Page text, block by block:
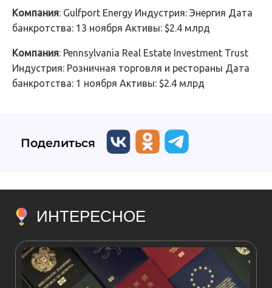
Компания: Gulfport Energy Индустрия: Энергия Дата
банкротства: 13 ноября Активы: $2.4 млрд
Компания: Pennsylvania Real Estate Investment Trust
Индустрия: Розничная торговля и рестораны Дата
банкротства: 1 ноября Активы: $2.4 млрд
Поделиться
ИНТЕРЕСНОЕ